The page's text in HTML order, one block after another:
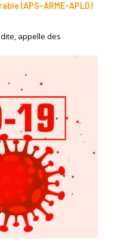
(APS-ARME-APLD)
appelle des